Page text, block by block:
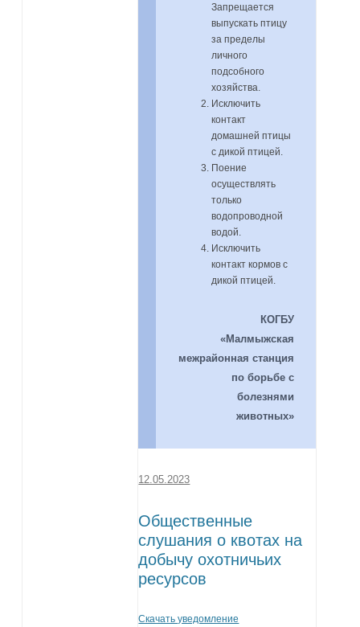
Запрещается
выпускать птицу
за пределы
личного
подсобного
хозяйства.
Исключить
контакт
домашней птицы
с дикой птицей.
Поение
осуществлять
только
водопроводной
водой.
Исключить
контакт кормов с
дикой птицей.
КОГБУ
«Малмыжская
межрайонная станция
по борьбе с
болезнями
животных»
12.05.2023
Общественные
слушания о квотах на
добычу охотничьих
ресурсов
Скачать уведомление